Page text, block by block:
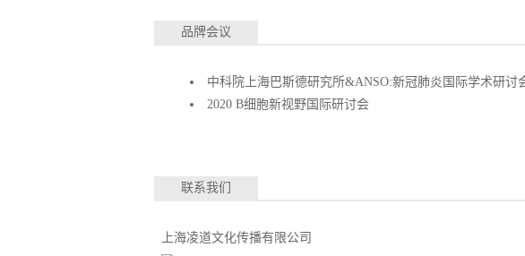
品牌会议
中科院上海巴斯德研究所&ANSO:新冠肺炎国际学术研讨
2020 B细胞新视野国际研讨会
联系我们
上海凌道文化传播有限公司